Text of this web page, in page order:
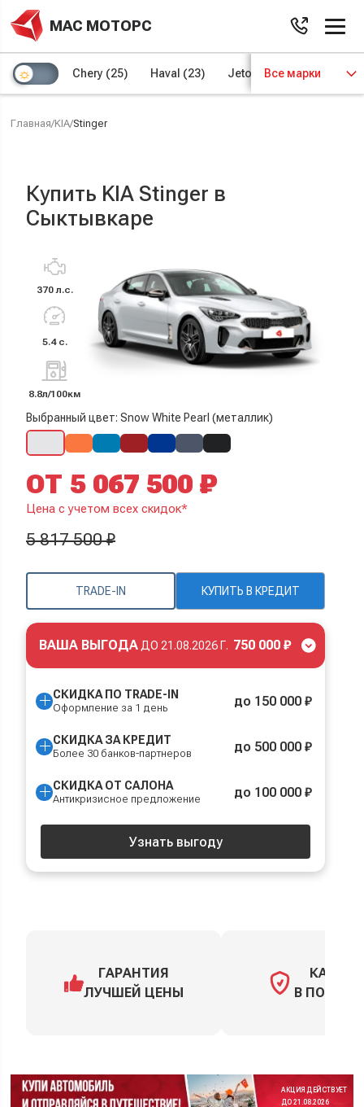
МАС МОТОРС
Chery (25) Haval (23) Jetour (8) Kaiyi (4)
Все марки
Главная/KIA/Stinger
Купить KIA Stinger в
Сыктывкаре
370 л.с.
5.4 с.
8.8л/100км
Выбранный цвет: Snow White Pearl (металлик)
TRADE-IN КУПИТЬ В КРЕДИТ
ОТ 5 067 500 ₽
Цена с учетом всех скидок*
5 817 500 ₽
ВАША ВЫГОДА ДО 21.08.2026 Г. 750 000 ₽
СКИДКА ПО TRADE-IN
Оформление за 1 день до 150 000 ₽
СКИДКА ЗА КРЕДИТ
Более 30 банков-партнеров до 500 000 ₽
СКИДКА ОТ САЛОНА
Антикризисное предложение до 100 000 ₽
Узнать выгоду
ГАРАНТИЯ
ЛУЧШЕЙ ЦЕНЫ
КАСКО
В
АКЦИЯ ДЕЙСТВУЕТ
ДО 21.08.2026